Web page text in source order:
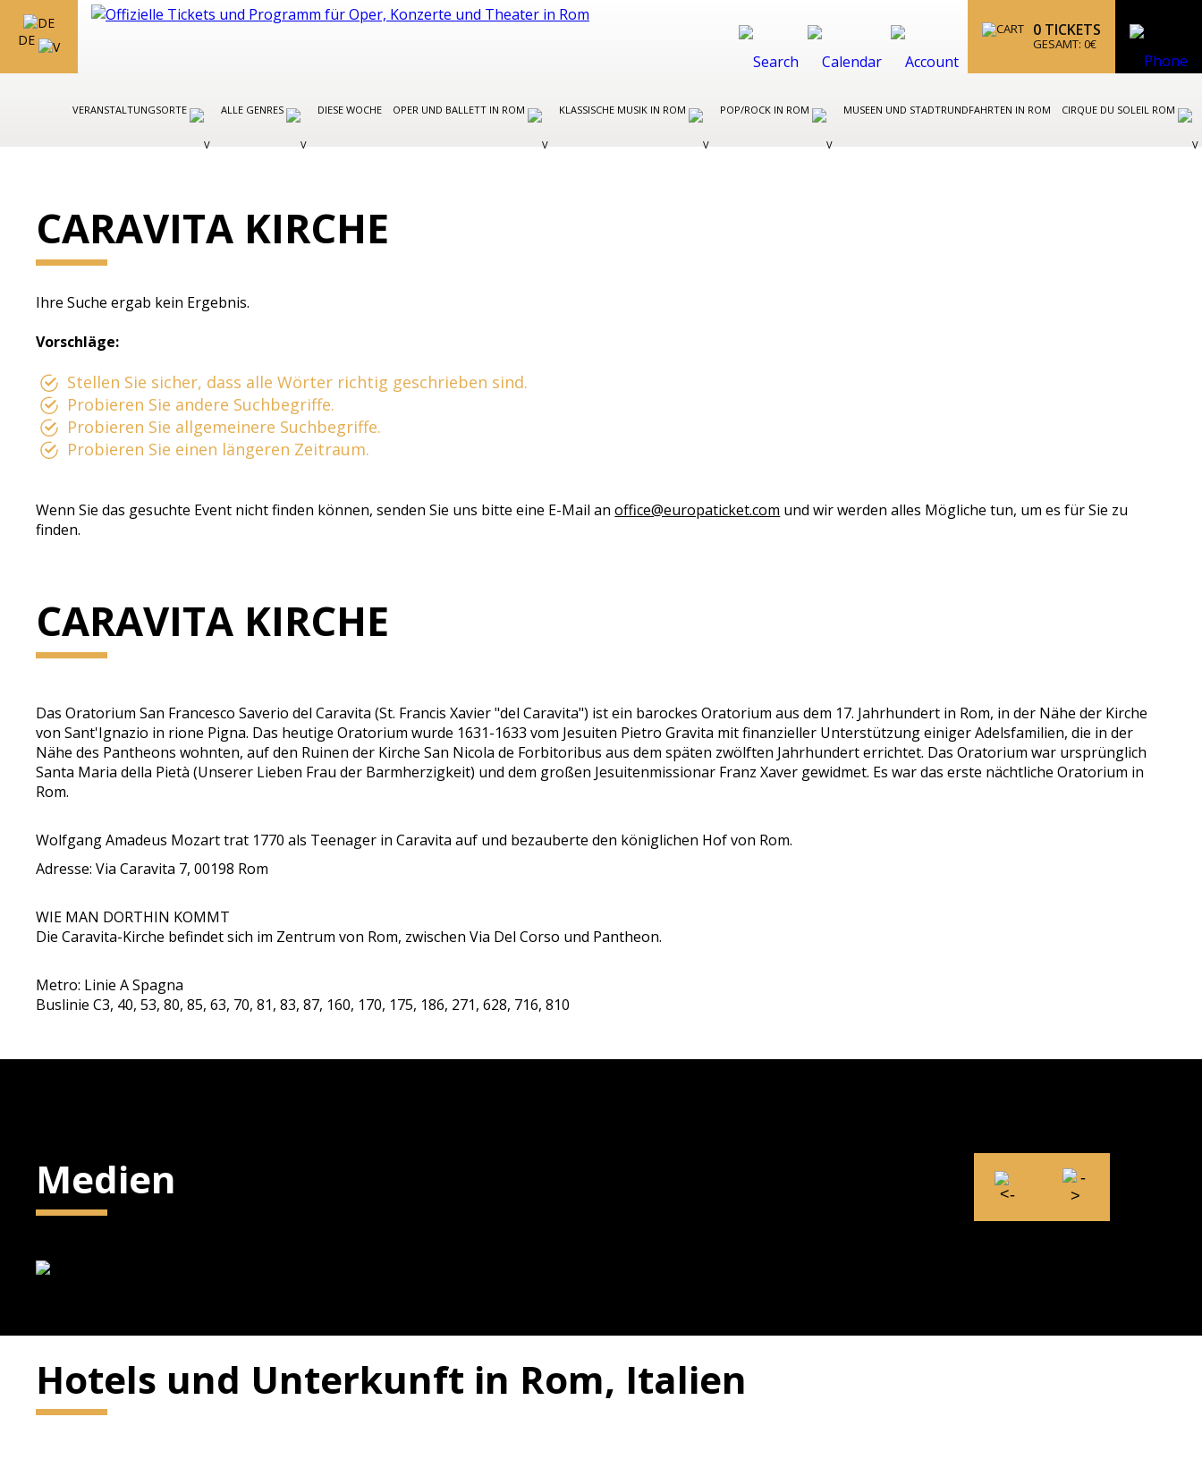
DE
0 TICKETS
GESAMT: 0€
VERANSTALTUNGSORTE ALLE GENRES DIESE WOCHE OPER UND BALLETT IN ROM KLASSISCHE MUSIK IN ROM POP/ROCK IN ROM MUSEEN UND STADTRUNDFAHRTEN IN ROM CIRQUE DU SOLEIL ROM
CARAVITA KIRCHE
Ihre Suche ergab kein Ergebnis.
Vorschläge:
Stellen Sie sicher, dass alle Wörter richtig geschrieben sind.
Probieren Sie andere Suchbegriffe.
Probieren Sie allgemeinere Suchbegriffe.
Probieren Sie einen längeren Zeitraum.
Wenn Sie das gesuchte Event nicht finden können, senden Sie uns bitte eine E-Mail anoffice@europaticket.com und wir werden alles Mögliche tun, um es für Sie zu
finden.
CARAVITA KIRCHE
Das Oratorium San Francesco Saverio del Caravita (St. Francis Xavier "del Caravita") ist ein barockes Oratorium aus dem 17. Jahrhundert in Rom, in der Nähe der Kirche
von Sant'Ignazio in rione Pigna. Das heutige Oratorium wurde 1631-1633 vom Jesuiten Pietro Gravita mit finanzieller Unterstützung einiger Adelsfamilien, die in der
Nähe des Pantheons wohnten, auf den Ruinen der Kirche San Nicola de Forbitoribus aus dem späten zwölften Jahrhundert errichtet. Das Oratorium war ursprünglich
Santa Maria della Pietà (Unserer Lieben Frau der Barmherzigkeit) und dem großen Jesuitenmissionar Franz Xaver gewidmet. Es war das erste nächtliche Oratorium in
Rom.
Wolfgang Amadeus Mozart trat 1770 als Teenager in Caravita auf und bezauberte den königlichen Hof von Rom.
Adresse: Via Caravita 7, 00198 Rom
WIE MAN DORTHIN KOMMT
Die Caravita-Kirche befindet sich im Zentrum von Rom, zwischen Via Del Corso und Pantheon.
Metro: Linie A Spagna
Buslinie C3, 40, 53, 80, 85, 63, 70, 81, 83, 87, 160, 170, 175, 186, 271, 628, 716, 810
Medien
Hotels und Unterkunft in Rom, Italien